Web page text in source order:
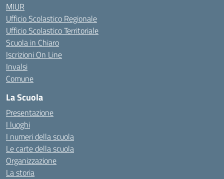
MIUR
Ufficio Scolastico Regionale
Ufficio Scolastico Territoriale
Scuola in Chiaro
Iscrizioni On Line
Invalsi
Comune
La Scuola
Presentazione
I luoghi
I numeri della scuola
Le carte della scuola
Organizzazione
La storia